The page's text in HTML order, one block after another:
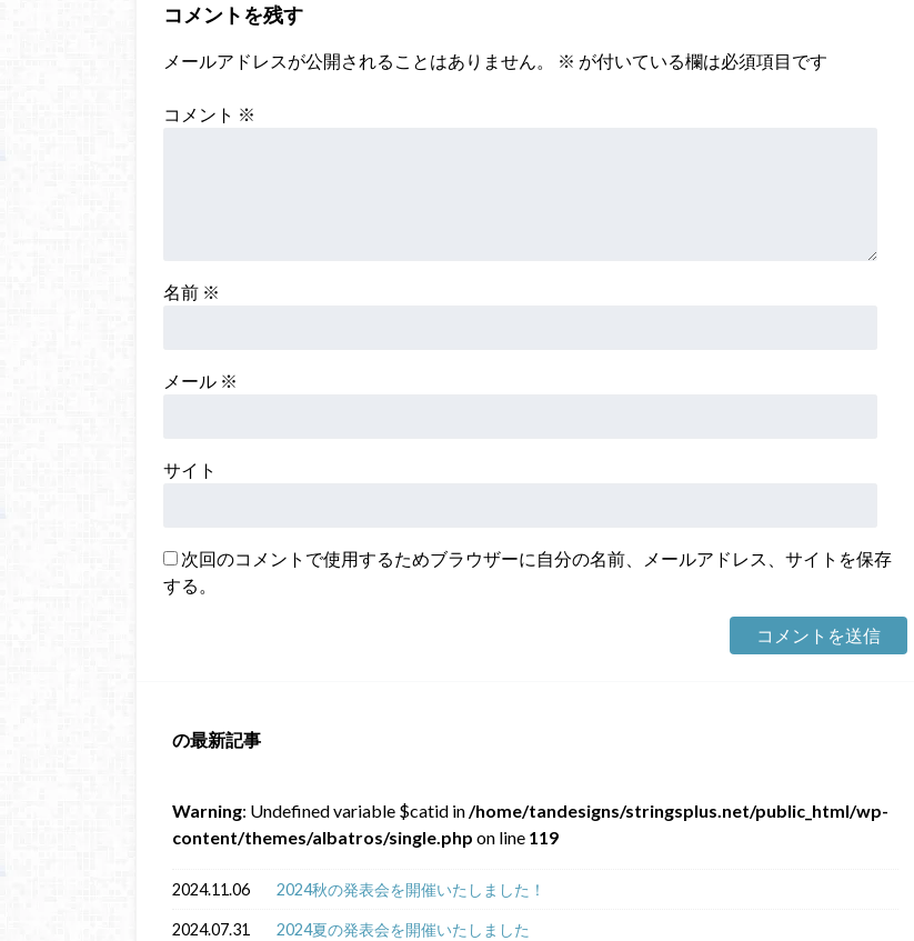
コメントを残す
メールアドレスが公開されることはありません。 ※ が付いている欄は必須項目です
コメント ※
名前 ※
メール ※
サイト
次回のコメントで使用するためブラウザーに自分の名前、メールアドレス、サイトを保存
する。
の最新記事
Warning: Undefined variable $catid in /home/tandesigns/stringsplus.net/public_html/wp-
content/themes/albatros/single.php on line 119
2024.11.06 2024秋の発表会を開催いたしました！
2024.07.31 2024夏の発表会を開催いたしました